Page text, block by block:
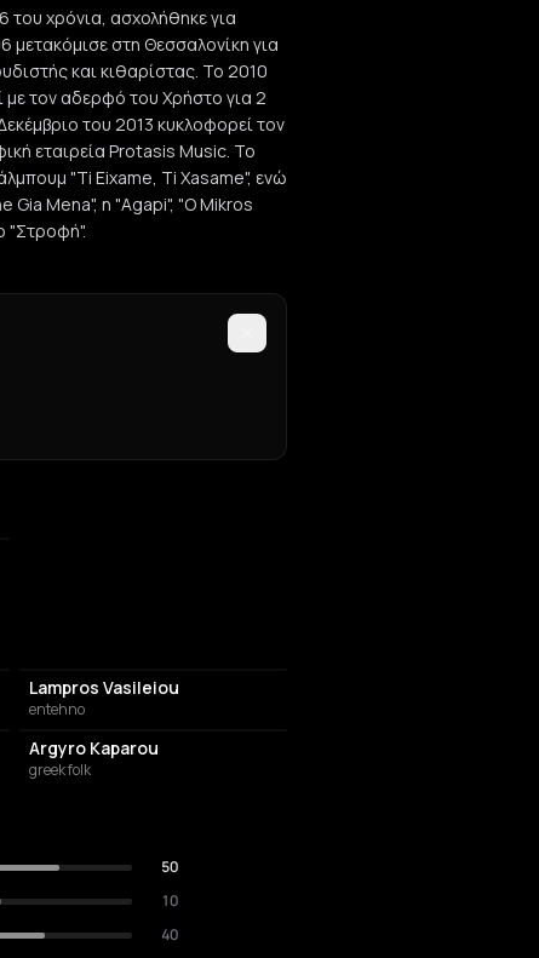
του χρόνια, ασχολήθηκε για
στη Θεσσαλονίκη για
και κιθαρίστας. Το 2010
με τον αδερφό του Χρήστο για 2
του 2013 κυκλοφορεί τον
εταιρεία Protasis Music. Το
"Ti Eixame, Ti Xasame", ενώ
Gia Mena", η "Agapi", "O Mikros
"Στροφή".
Lampros Vasileiou
entehno
Argyro Kaparou
greek folk
50
10
40